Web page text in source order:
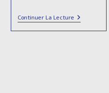
Continuer La LectureLe
Déploiement
De